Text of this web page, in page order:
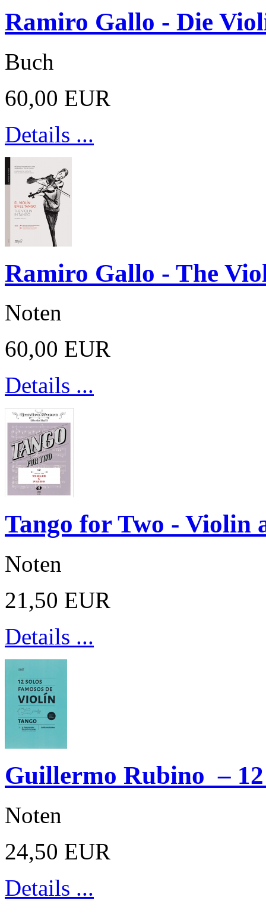
Ramiro Gallo - Die
Buch
60,00 EUR
Details ...
Ramiro Gallo - The
Noten
60,00 EUR
Details ...
Tango for Two - Violin
Noten
21,50 EUR
Details ...
Guillermo Rubino –
Noten
24,50 EUR
Details ...